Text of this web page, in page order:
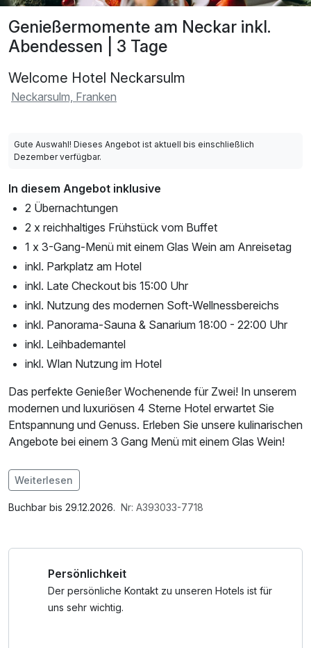
Genießermomente am Neckar inkl.
Abendessen | 3 Tage
Welcome Hotel Neckarsulm
Neckarsulm, Franken
Gute Auswahl! Dieses Angebot ist aktuell bis einschließlich
Dezember verfügbar.
In diesem Angebot inklusive
2 Übernachtungen
2 x reichhaltiges Frühstück vom Buffet
1 x 3-Gang-Menü mit einem Glas Wein am Anreisetag
inkl. Parkplatz am Hotel
inkl. Late Checkout bis 15:00 Uhr
inkl. Nutzung des modernen Soft-Wellnessbereichs
inkl. Panorama-Sauna & Sanarium 18:00 - 22:00 Uhr
inkl. Leihbademantel
inkl. Wlan Nutzung im Hotel
Das perfekte Genießer Wochenende für Zwei! In unserem
modernen und luxuriösen 4 Sterne Hotel erwartet Sie
Entspannung und Genuss. Erleben Sie unsere kulinarischen
Angebote bei einem 3 Gang Menü mit einem Glas Wein!
Im Angebot enthalten
1 Flasche Mineralwasser, Saunabenutzung, Saunatuch,
Leihbademantel, Nutzung des Fitnessbereichs, Nutzung
Weiterlesen
Buchbar bis 29.12.2026. Nr: A393033-7718
Persönlichkeit
Der persönliche Kontakt zu unseren Hotels ist für
uns sehr wichtig.